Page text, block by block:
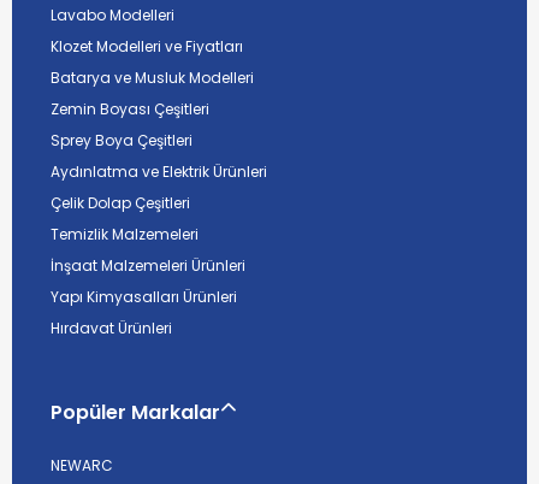
Lavabo Modelleri
Klozet Modelleri ve Fiyatları
Batarya ve Musluk Modelleri
Zemin Boyası Çeşitleri
Sprey Boya Çeşitleri
Aydınlatma ve Elektrik Ürünleri
Çelik Dolap Çeşitleri
Temizlik Malzemeleri
İnşaat Malzemeleri Ürünleri
Yapı Kimyasalları Ürünleri
Hırdavat Ürünleri
Popüler Markalar
NEWARC